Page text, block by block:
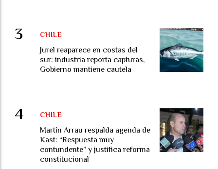
Jurel reaparece en costas del
sur: industria reporta capturas,
Gobierno mantiene cautela
CHILE
Martín Arrau respalda agenda de
Kast: “Respuesta muy
contundente” y justifica reforma
constitucional
CHILE